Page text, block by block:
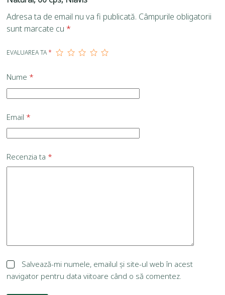
Adresa ta de email nu va fi publicată. Câmpurile obligatorii
sunt marcate cu *
EVALUAREA TA*
Nume *
Email *
Recenzia ta *
Salvează-mi numele, emailul și site-ul web în acest
navigator pentru data viitoare când o să comentez.